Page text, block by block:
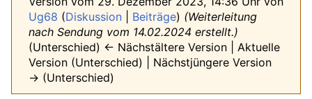
Ug68 (Diskussion Beiträge) (Weiterleitung
nach Sendung vom 14.02.2024 erstellt.)
(Unterschied) ← Nächstältere Version | Aktuelle
Version (Unterschied) | Nächstjüngere Version
→ (Unterschied)